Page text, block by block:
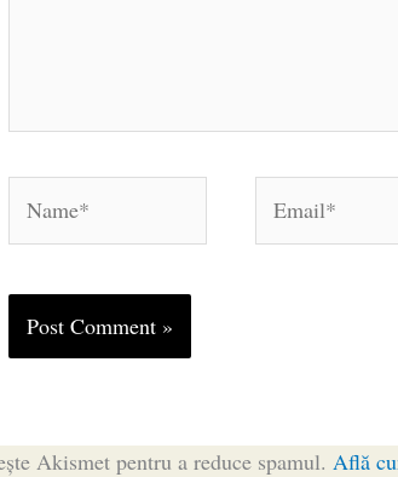
Akismet pentru a reduce spamul. Află